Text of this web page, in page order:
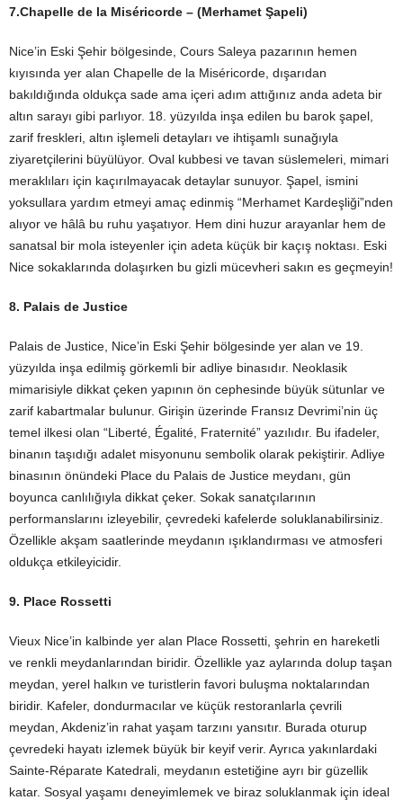
7.Chapelle de la Miséricorde – (Merhamet Şapeli)
Nice’in Eski Şehir bölgesinde, Cours Saleya pazarının hemen
kıyısında yer alan Chapelle de la Miséricorde, dışarıdan
bakıldığında oldukça sade ama içeri adım attığınız anda adeta bir
altın sarayı gibi parlıyor. 18. yüzyılda inşa edilen bu barok şapel,
zarif freskleri, altın işlemeli detayları ve ihtişamlı sunağıyla
ziyaretçilerini büyülüyor. Oval kubbesi ve tavan süslemeleri, mimari
meraklıları için kaçırılmayacak detaylar sunuyor. Şapel, ismini
yoksullara yardım etmeyi amaç edinmiş “Merhamet Kardeşliği”nden
alıyor ve hâlâ bu ruhu yaşatıyor. Hem dini huzur arayanlar hem de
sanatsal bir mola isteyenler için adeta küçük bir kaçış noktası. Eski
Nice sokaklarında dolaşırken bu gizli mücevheri sakın es geçmeyin!
8. Palais de Justice
Palais de Justice, Nice’in Eski Şehir bölgesinde yer alan ve 19.
yüzyılda inşa edilmiş görkemli bir adliye binasıdır. Neoklasik
mimarisiyle dikkat çeken yapının ön cephesinde büyük sütunlar ve
zarif kabartmalar bulunur. Girişin üzerinde Fransız Devrimi’nin üç
temel ilkesi olan “Liberté, Égalité, Fraternité” yazılıdır. Bu ifadeler,
binanın taşıdığı adalet misyonunu sembolik olarak pekiştirir. Adliye
binasının önündeki Place du Palais de Justice meydanı, gün
boyunca canlılığıyla dikkat çeker. Sokak sanatçılarının
performanslarını izleyebilir, çevredeki kafelerde soluklanabilirsiniz.
Özellikle akşam saatlerinde meydanın ışıklandırması ve atmosferi
oldukça etkileyicidir.
9. Place Rossetti
Vieux Nice’in kalbinde yer alan Place Rossetti, şehrin en hareketli
ve renkli meydanlarından biridir. Özellikle yaz aylarında dolup taşan
meydan, yerel halkın ve turistlerin favori buluşma noktalarından
biridir. Kafeler, dondurmacılar ve küçük restoranlarla çevrili
meydan, Akdeniz’in rahat yaşam tarzını yansıtır. Burada oturup
çevredeki hayatı izlemek büyük bir keyif verir. Ayrıca yakınlardaki
Sainte-Réparate Katedrali, meydanın estetiğine ayrı bir güzellik
katar. Sosyal yaşamı deneyimlemek ve biraz soluklanmak için ideal